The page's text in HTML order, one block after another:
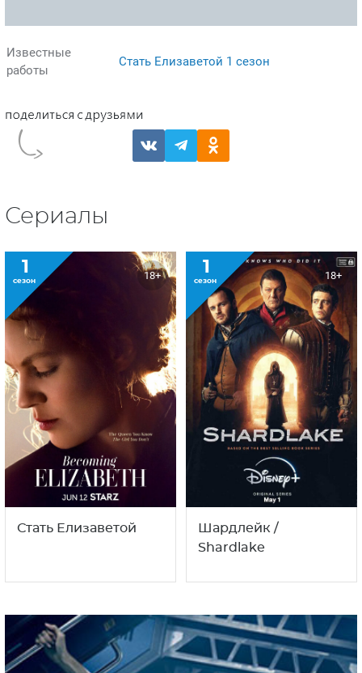
Известные
работы
Стать Елизаветой 1 сезон
Сериалы
1
сезон 18+
Стать Елизаветой
1
сезон 18+
Шардлейк /
Shardlake